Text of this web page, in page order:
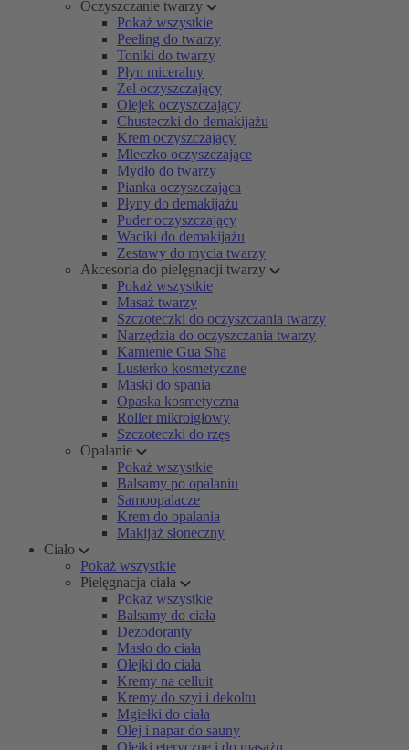
Oczyszczanie twarzy
Pokaż wszystkie
Peeling do twarzy
Toniki do twarzy
Płyn miceralny
Żel oczyszczający
Olejek oczyszczający
Chusteczki do demakijażu
Krem oczyszczający
Mleczko oczyszczające
Mydło do twarzy
Pianka oczyszczająca
Płyny do demakijażu
Puder oczyszczający
Waciki do demakijażu
Zestawy do mycia twarzy
Akcesoria do pielęgnacji twarzy
Pokaż wszystkie
Masaż twarzy
Szczoteczki do oczyszczania twarzy
Narzędzia do oczyszczania twarzy
Kamienie Gua Sha
Lusterko kosmetyczne
Maski do spania
Opaska kosmetyczna
Roller mikroigłowy
Szczoteczki do rzęs
Opalanie
Pokaż wszystkie
Balsamy po opalaniu
Samoopalacze
Krem do opalania
Makijaż słoneczny
Ciało
Pokaż wszystkie
Pielęgnacja ciała
Pokaż wszystkie
Balsamy do ciała
Dezodoranty
Masło do ciała
Olejki do ciała
Kremy na celluit
Kremy do szyi i dekoltu
Mgiełki do ciała
Olej i napar do sauny
Olejki eteryczne i do masażu